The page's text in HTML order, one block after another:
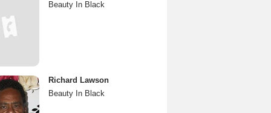
Beauty In Black
Richard Lawson
Beauty In Black